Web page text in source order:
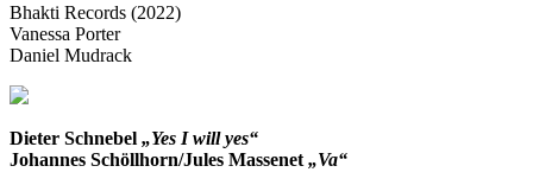
Bhakti Records (2022)
Vanessa Porter
Daniel Mudrack
Dieter Schnebel „Yes I will yes“
Johannes Schöllhorn/Jules Massenet „Va“